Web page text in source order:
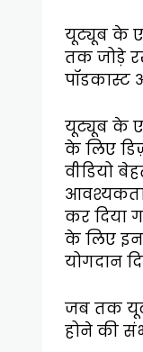
यूट्यूब के
तक जोड़े
पॉडकास्ट
यूट्यूब के
के लिए
वीडियो
कर दिया
के लिए इन
योगदान
जब तक
होने की